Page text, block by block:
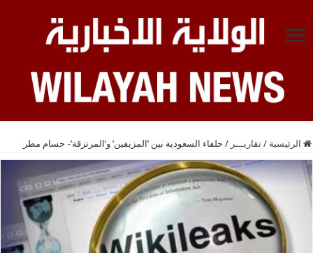
الرئيسية / تقاريـــر / حلفاء السعودية بين ’المزيفين’ و’المرتزقة’- حسام مطر